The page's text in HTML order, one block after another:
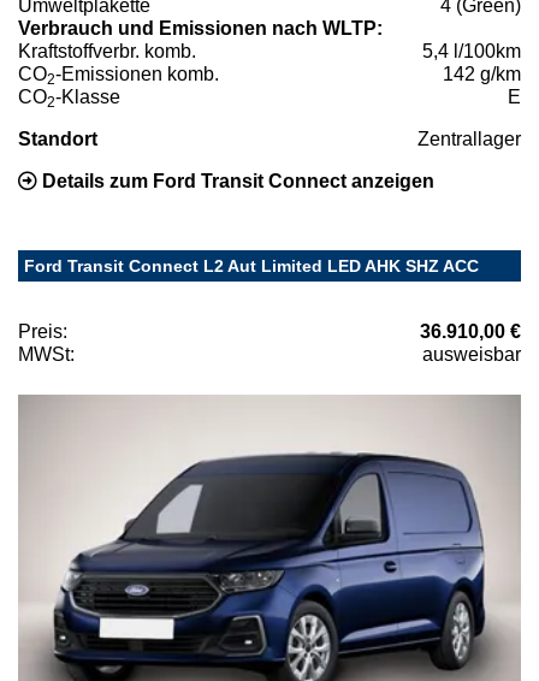
Umweltplakette
4 (Green)
Verbrauch und Emissionen nach WLTP:
Kraftstoffverbr. komb.
5,4 l/100km
CO2-Emissionen komb.
142 g/km
CO2-Klasse E
Standort Zentrallager
Details zum Ford Transit Connect anzeigen
Ford Transit Connect L2 Aut Limited LED AHK SHZ ACC
Preis:
36.910,00 €
MWSt:
ausweisbar